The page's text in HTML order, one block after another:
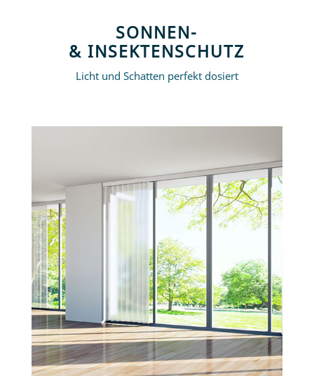
SON­NEN-
& INSEKTENSCHUTZ
Licht und Schat­ten per­fekt dosiert